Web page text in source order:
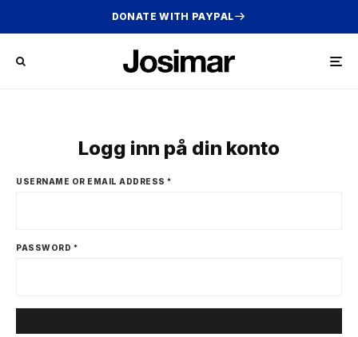
DONATE WITH PAYPAL
Logg inn på din konto
USERNAME OR EMAIL ADDRESS *
PASSWORD *